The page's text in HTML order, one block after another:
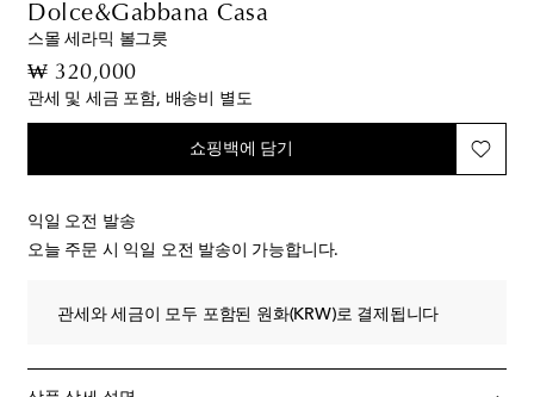
Dolce&Gabbana Casa
스몰 세라믹 볼그릇
₩ 320,000original price
관세 및 세금 포함, 배송비 별도
쇼핑백에 담기
익일 오전 발송
오늘 주문 시 익일 오전 발송이 가능합니다.
관세와 세금이 모두 포함된 원화(KRW)로 결제됩니다